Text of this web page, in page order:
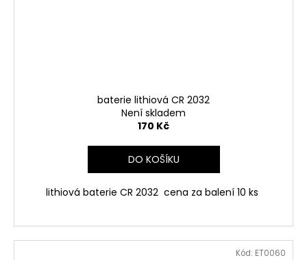
baterie lithiová CR 2032
Není skladem
170 Kč
DO KOŠÍKU
lithiová baterie CR 2032 cena za balení 10 ks
Kód: ET0060